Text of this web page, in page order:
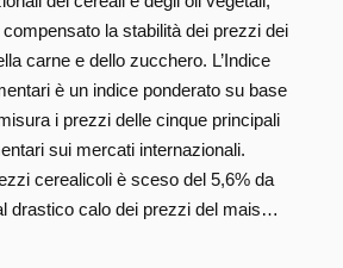
la stabilità dei prezzi dei
carne e dello zucchero. L’Indice
è un indice ponderato su base
i prezzi delle cinque principali
sui mercati internazionali.
cerealicoli è sceso del 5,6% da
drastico calo dei prezzi del mais…